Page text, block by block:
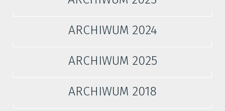
ARCHIWUM 2024
ARCHIWUM 2025
ARCHIWUM 2018